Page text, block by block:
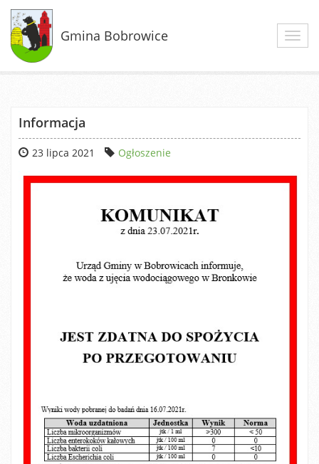
Gmina Bobrowice
Informacja
23 lipca 2021 Ogłoszenie